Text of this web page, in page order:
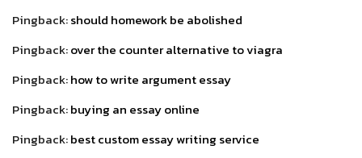
Pingback:should homework be abolished
Pingback:over the counter alternative to viagra
Pingback:how to write argument essay
Pingback:buying an essay online
Pingback:best custom essay writing service